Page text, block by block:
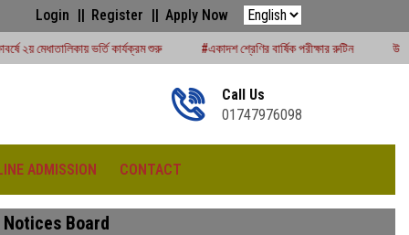
Login Register Apply Now
কার্যক্রম শুরু #একাদশ শ্রেণির বার্ষিক পরীক্ষার রুটিন উচ্চমাধ্যমিক সেশন (২০২৪-২৫)
Call Us
01747976098
ADMISSION CONTACT
Notices Board